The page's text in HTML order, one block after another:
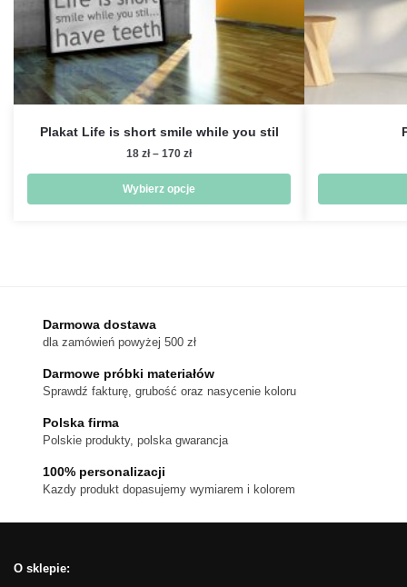
Plakat Life is short smile while you stil
18 zł – 170 złZakres
od
18 zł
Wybierz opcje
można
wybrać
na
produktu
Darmowa dostawa
dla zamówień powyżej 500 zł
Darmowe próbki materiałów
Sprawdź fakturę, grubość oraz nasycenie koloru
Polska firma
Polskie produkty, polska gwarancja
100% personalizacji
Kazdy produkt dopasujemy wymiarem i kolorem
O sklepie: